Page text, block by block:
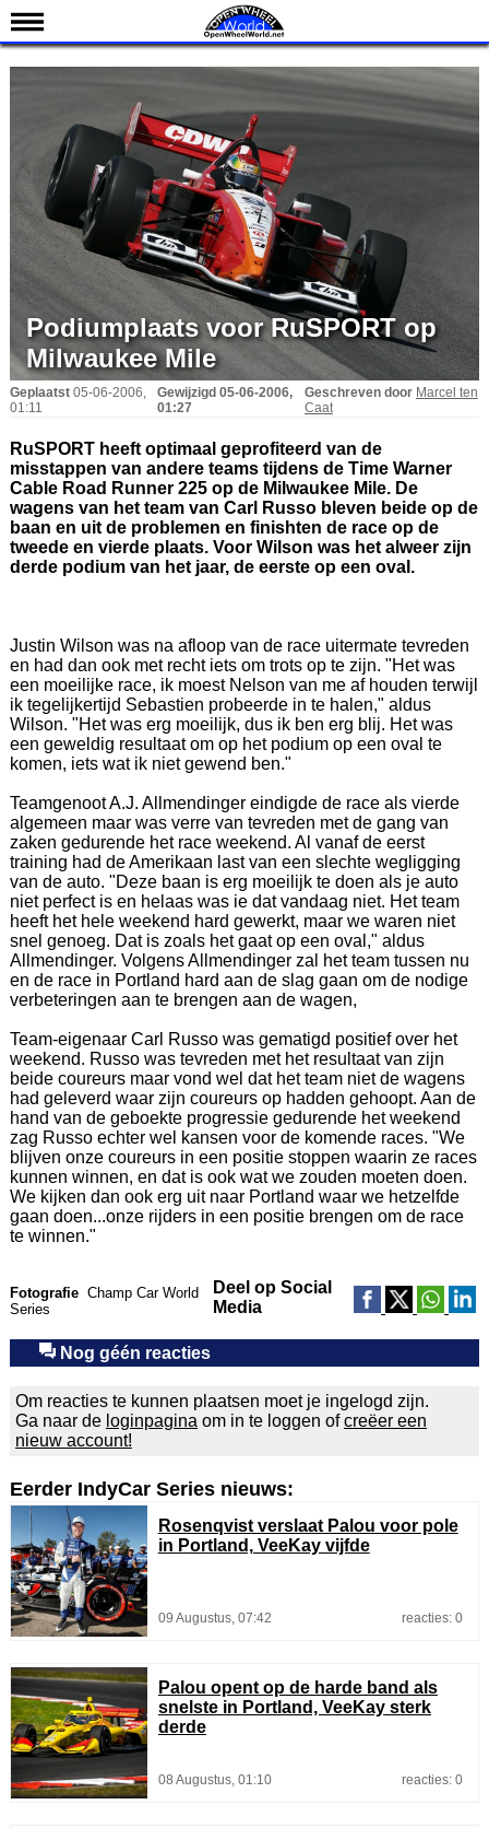
Nieuws
Uitslagen
Standen
Coureurs
Teams
IndyCar 101
Indy 500
English
Podiumplaats voor RuSPORT op
Milwaukee Mile
Geplaatst 05-06-2006,
01:11
Gewijzigd 05-06-2006,
01:27
Geschreven door Marcel ten
Caat
RuSPORT heeft optimaal geprofiteerd van de
misstappen van andere teams tijdens de Time Warner
Cable Road Runner 225 op de Milwaukee Mile. De
wagens van het team van Carl Russo bleven beide op de
baan en uit de problemen en finishten de race op de
tweede en vierde plaats. Voor Wilson was het alweer zijn
derde podium van het jaar, de eerste op een oval.
Justin Wilson was na afloop van de race uitermate tevreden
en had dan ook met recht iets om trots op te zijn. "Het was
een moeilijke race, ik moest Nelson van me af houden terwijl
ik tegelijkertijd Sebastien probeerde in te halen," aldus
Wilson. "Het was erg moeilijk, dus ik ben erg blij. Het was
een geweldig resultaat om op het podium op een oval te
komen, iets wat ik niet gewend ben."
Teamgenoot A.J. Allmendinger eindigde de race als vierde
algemeen maar was verre van tevreden met de gang van
zaken gedurende het race weekend. Al vanaf de eerst
training had de Amerikaan last van een slechte wegligging
van de auto. "Deze baan is erg moeilijk te doen als je auto
niet perfect is en helaas was ie dat vandaag niet. Het team
heeft het hele weekend hard gewerkt, maar we waren niet
snel genoeg. Dat is zoals het gaat op een oval," aldus
Allmendinger. Volgens Allmendinger zal het team tussen nu
en de race in Portland hard aan de slag gaan om de nodige
verbeteringen aan te brengen aan de wagen,
Team-eigenaar Carl Russo was gematigd positief over het
weekend. Russo was tevreden met het resultaat van zijn
beide coureurs maar vond wel dat het team niet de wagens
had geleverd waar zijn coureurs op hadden gehoopt. Aan de
hand van de geboekte progressie gedurende het weekend
zag Russo echter wel kansen voor de komende races. "We
blijven onze coureurs in een positie stoppen waarin ze races
kunnen winnen, en dat is ook wat we zouden moeten doen.
We kijken dan ook erg uit naar Portland waar we hetzelfde
gaan doen...onze rijders in een positie brengen om de race
te winnen."
Fotografie Champ Car World
Series
Deel op Social
Media
Nog géén reacties
Om reacties te kunnen plaatsen moet je ingelogd zijn.
Ga naar de loginpagina om in te loggen ofcreëer een
nieuw account!
Eerder IndyCar Series nieuws:
Rosenqvist verslaat Palou voor pole
in Portland, VeeKay vijfde
09 Augustus, 07:42 reacties: 0
Palou opent op de harde band als
snelste in Portland, VeeKay sterk
derde
08 Augustus, 01:10 reacties: 0